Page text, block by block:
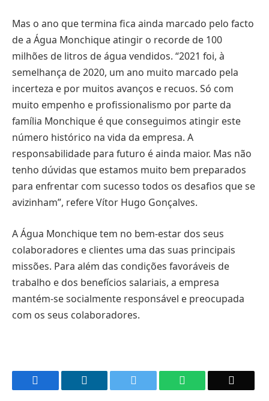
Mas o ano que termina fica ainda marcado pelo facto
de a Água Monchique atingir o recorde de 100
milhões de litros de água vendidos. “2021 foi, à
semelhança de 2020, um ano muito marcado pela
incerteza e por muitos avanços e recuos. Só com
muito empenho e profissionalismo por parte da
família Monchique é que conseguimos atingir este
número histórico na vida da empresa. A
responsabilidade para futuro é ainda maior. Mas não
tenho dúvidas que estamos muito bem preparados
para enfrentar com sucesso todos os desafios que se
avizinham”, refere Vítor Hugo Gonçalves.
A Água Monchique tem no bem-estar dos seus
colaboradores e clientes uma das suas principais
missões. Para além das condições favoráveis de
trabalho e dos benefícios salariais, a empresa
mantém-se socialmente responsável e preocupada
com os seus colaboradores.
WhatsApp